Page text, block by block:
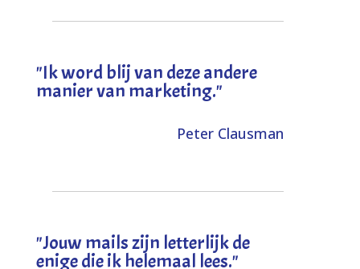
"Ik word blij van deze andere
manier van marketing."
Peter Clausman
"Jouw mails zijn letterlijk de
enige die ik helemaal lees."